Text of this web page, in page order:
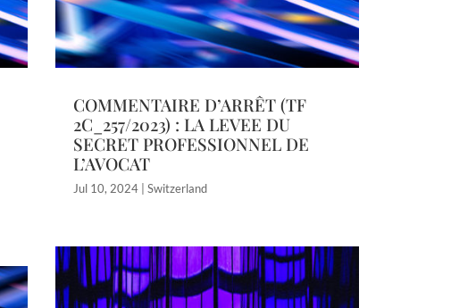
COMMENTAIRE D’ARRÊT (TF
2C_257/2023) : LA LEVEE DU
SECRET PROFESSIONNEL DE
L’AVOCAT
Jul 10, 2024| Switzerland